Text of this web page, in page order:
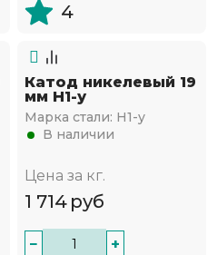
4
Катод никелевый 19
мм Н1-у
Марка стали: Н1-у
В наличии
Цена за кг.
1 714 руб
− +